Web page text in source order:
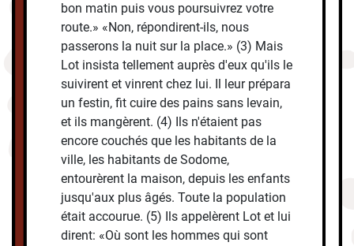
bon matin puis vous poursuivrez votre
route.» «Non, répondirent-ils, nous
passerons la nuit sur la place.» (3) Mais
Lot insista tellement auprès d'eux qu'ils le
suivirent et vinrent chez lui. Il leur prépara
un festin, fit cuire des pains sans levain,
et ils mangèrent. (4) Ils n'étaient pas
encore couchés que les habitants de la
ville, les habitants de Sodome,
entourèrent la maison, depuis les enfants
jusqu'aux plus âgés. Toute la population
était accourue. (5) Ils appelèrent Lot et lui
dirent: «Où sont les hommes qui sont